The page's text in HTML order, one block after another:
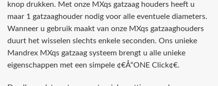
knop drukken. Met onze MXqs gatzaag houders heeft u
maar 1 gatzaaghouder nodig voor alle eventuele diameters.
Wanneer u gebruik maakt van onze MXqs gatzaaghouders
duurt het wisselen slechts enkele seconden. Ons unieke
Mandrex MXqs gatzaag systeem brengt u alle unieke
eigenschappen met een simpele ¢€Å“ONE Click¢€.